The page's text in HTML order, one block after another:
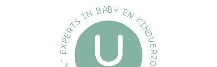
ovenbestendig, wat zorgt voor een eenvoudige
opwarming van de maaltijden.
je Dutsi Baby Eetset uit de Beertje Serie en ervaar de
vreugde van een vrolijk en veilig eetmoment met je kleine!